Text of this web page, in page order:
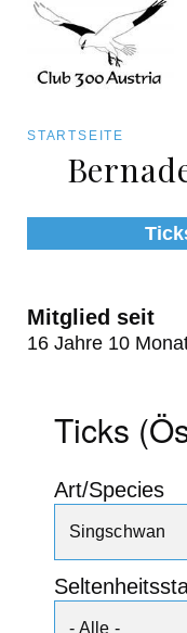
Direkt
zum
STARTSEITE
Mitglied seit
16 Jahre 10
Ticks
Art/Species
Art/Species
Kategorie für die